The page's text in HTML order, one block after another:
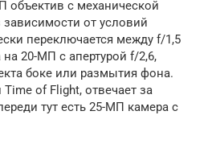
с механической
от условий
переключается между f/1,5
20-МП с апертурой f/2,6,
боке или размытия фона.
of Flight, отвечает за
тут есть 25-МП камера с